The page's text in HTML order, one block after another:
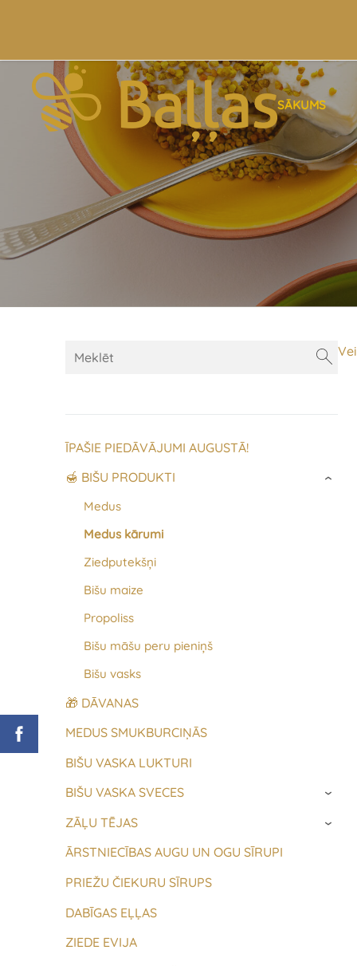
SĀKUMS
ĪPAŠIE PIEDĀVĀJUMI AUGUSTĀ!
🍯 BIŠU PRODUKTI
Medus
Medus kārumi
Ziedputekšņi
Bišu maize
Propoliss
Bišu māšu peru pieniņš
Bišu vasks
›
🎁 DĀVANAS
MEDUS SMUKBURCIŅĀS
BIŠU VASKA LUKTURI
BIŠU VASKA SVECES
›
ZĀĻU TĒJAS ›
ĀRSTNIECĪBAS AUGU UN OGU SĪRUPI
PRIEŽU ČIEKURU SĪRUPS
DABĪGAS EĻĻAS
ZIEDE EVIJA